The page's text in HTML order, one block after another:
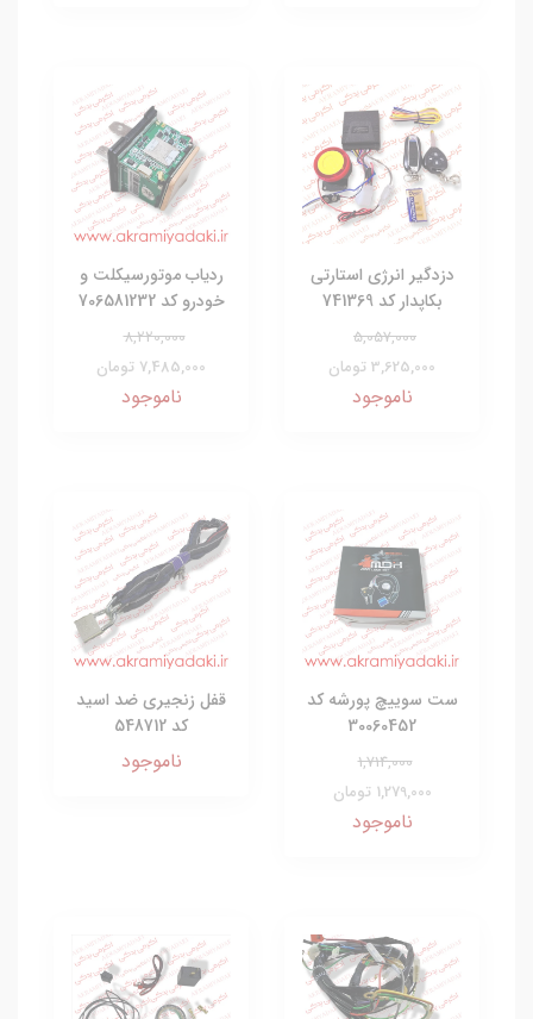
دزدگیر انرژی استارتی
بکاپدار کد 741369
5,057,000
3,625,000 تومان
ناموجود
ردیاب موتورسیکلت و
خودرو کد 706581232
8,220,000
7,485,000 تومان
ناموجود
ست سوییچ پورشه کد
30060452
1,714,000
1,279,000 تومان
ناموجود
قفل زنجیری ضد اسید
کد 548712
ناموجود